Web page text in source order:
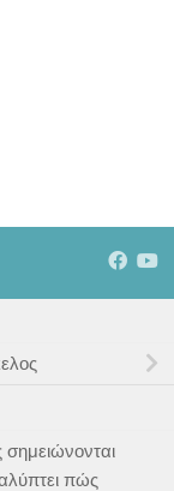
πώς